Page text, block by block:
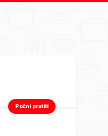
Počni pratiti